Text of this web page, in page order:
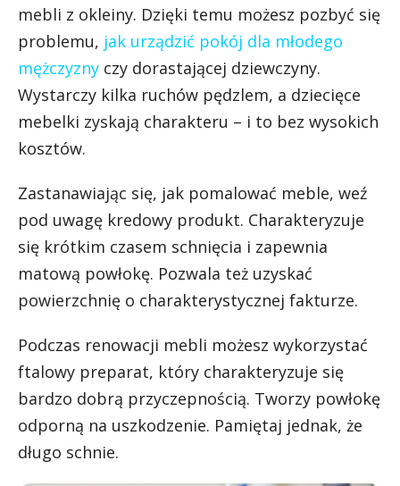
mebli z okleiny. Dzięki temu możesz pozbyć się
problemu, jak urządzić pokój dla młodego
mężczyzny czy dorastającej dziewczyny.
Wystarczy kilka ruchów pędzlem, a dziecięce
mebelki zyskają charakteru – i to bez wysokich
kosztów.
Zastanawiając się, jak pomalować meble, weź
pod uwagę kredowy produkt. Charakteryzuje
się krótkim czasem schnięcia i zapewnia
matową powłokę. Pozwala też uzyskać
powierzchnię o charakterystycznej fakturze.
Podczas renowacji mebli możesz wykorzystać
ftalowy preparat, który charakteryzuje się
bardzo dobrą przyczepnością. Tworzy powłokę
odporną na uszkodzenie. Pamiętaj jednak, że
długo schnie.